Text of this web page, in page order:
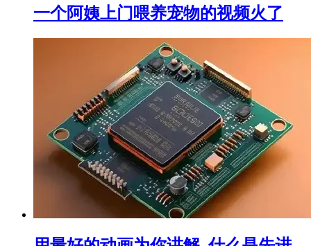
一个阿姨上门喂养宠物的视频火了